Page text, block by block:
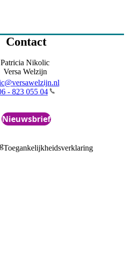
Contact
Patricia Nikolic
Versa Welzijn
- 823 055 04
Nieuwsbrief
Toegankelijkheidsverklaring